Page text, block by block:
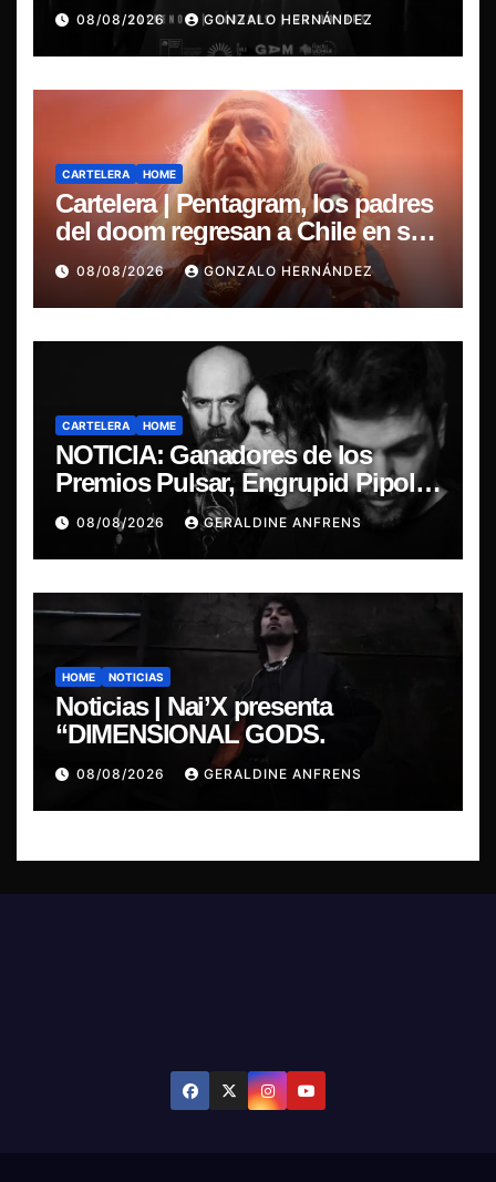
la esencia del nuevo sonido
nacional
08/08/2026 GONZALO HERNÁNDEZ
CARTELERA HOME
Cartelera | Pentagram, los padres
del doom regresan a Chile en su
última misa
08/08/2026 GONZALO HERNÁNDEZ
CARTELERA HOME
NOTICIA: Ganadores de los
Premios Pulsar, Engrupid Pipol
presentan show exclusivo.
08/08/2026 GERALDINE ANFRENS
HOME NOTICIAS
Noticias | Nai’X presenta
“DIMENSIONAL GODS.
08/08/2026 GERALDINE ANFRENS